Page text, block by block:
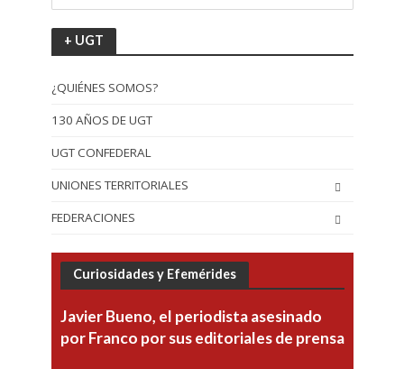
+ UGT
¿QUIÉNES SOMOS?
130 AÑOS DE UGT
UGT CONFEDERAL
UNIONES TERRITORIALES
FEDERACIONES
Curiosidades y Efemérides
Javier Bueno, el periodista asesinado
por Franco por sus editoriales de prensa